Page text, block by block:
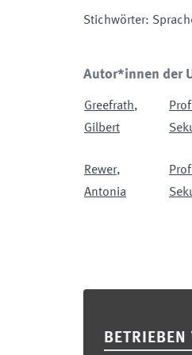
Stichwörter:
Autor*innen der
Greefrath,
Gilbert
Rewer,
Antonia
BETRIEBEN